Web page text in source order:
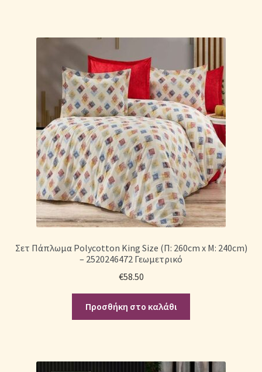
Σετ Πάπλωμα Polycotton King Size (Π: 260cm x Μ: 240cm)
– 2520246472 Γεωμετρικό
€58.50
Προσθήκη στο καλάθι